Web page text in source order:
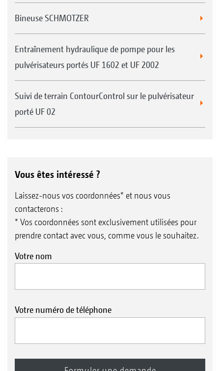
Bineuse SCHMOTZER
Entraînement hydraulique de pompe pour les
pulvérisateurs portés UF 1602 et UF 2002
Suivi de terrain ContourControl sur le pulvérisateur
porté UF 02
Vous êtes intéressé ?
Laissez-nous vos coordonnées* et nous vous
contacterons :
* Vos coordonnées sont exclusivement utilisées pour
prendre contact avec vous, comme vous le souhaitez.
Votre nom
Votre numéro de téléphone